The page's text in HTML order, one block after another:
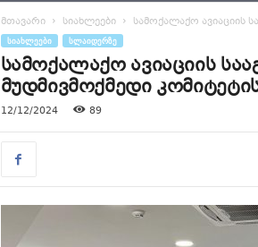
e
მთავარი სიახლეები სამოქალაქო ავიაციის
ᲡᲘᲐᲮᲚᲔᲔᲑᲘ ᲡᲚᲐᲘᲓᲔᲠᲖᲔ
სამოქალაქო ავიაციის
მუდმივმოქმედი
12/12/2024 89